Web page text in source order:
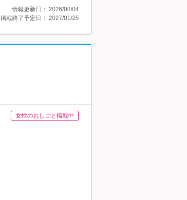
情報更新日： 2026/08/04
掲載終了予定日： 2027/01/25
女性のおしごと掲載中